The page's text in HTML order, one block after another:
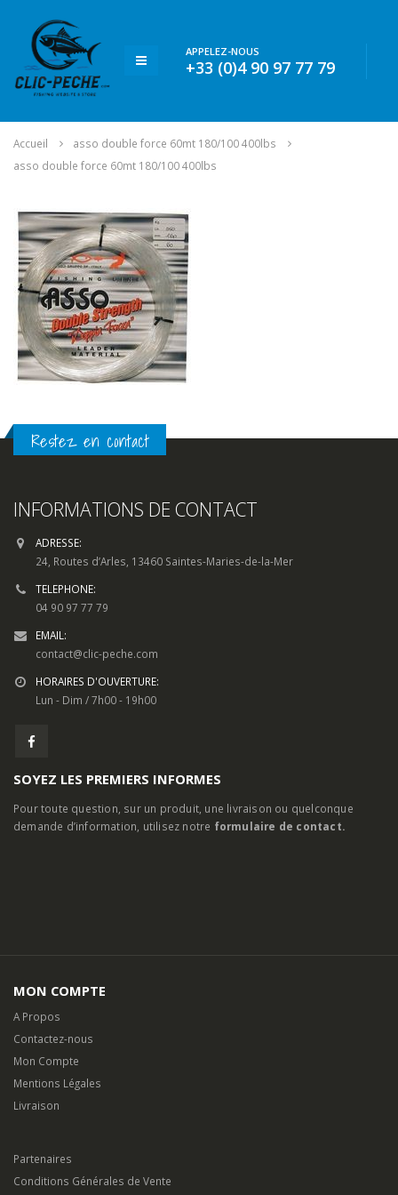
APPELEZ-NOUS
+33 (0)4 90 97 77 79
Accueil
asso double force 60mt 180/100 400lbs
asso double force 60mt 180/100 400lbs
Restez en contact
INFORMATIONS DE CONTACT
ADRESSE:
24, Routes d’Arles, 13460 Saintes-Maries-de-la-Mer
TELEPHONE:
04 90 97 77 79
EMAIL:
contact@clic-peche.com
HORAIRES D'OUVERTURE:
Lun - Dim / 7h00 - 19h00
SOYEZ LES PREMIERS INFORMES
Pour toute question, sur un produit, une livraison ou quelconque
demande d’information, utilisez notre formulaire de contact.
MON COMPTE
A Propos
Contactez-nous
Mon Compte
Mentions Légales
Livraison
Partenaires
Conditions Générales de Vente